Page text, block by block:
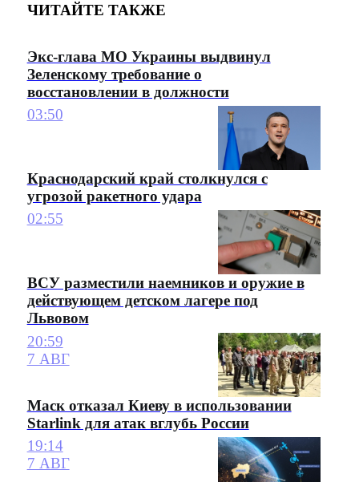
ЧИТАЙТЕ ТАКЖЕ
Экс-глава МО Украины выдвинул
Зеленскому требование о
восстановлении в должности
03:50
Краснодарский край столкнулся с
угрозой ракетного удара
02:55
ВСУ разместили наемников и оружие в
действующем детском лагере под
Львовом
20:59
7 АВГ
Маск отказал Киеву в использовании
Starlink для атак вглубь России
19:14
7 АВГ